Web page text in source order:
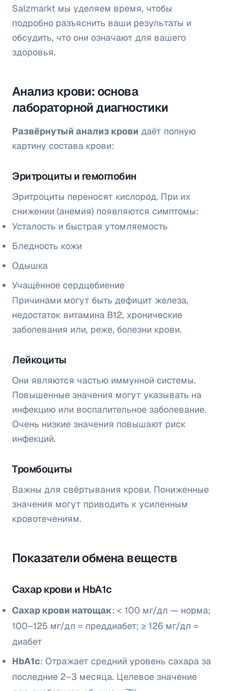
Salzmarkt мы уделяем время, чтобы
подробно разъяснить ваши результаты и
обсудить, что они означают для вашего
здоровья.
Анализ крови: основа
лабораторной диагностики
Развёрнутый анализ крови даёт полную
картину состава крови:
Эритроциты и гемоглобин
Эритроциты переносят кислород. При их
снижении (анемия) появляются симптомы:
Усталость и быстрая утомляемость
Бледность кожи
Одышка
Учащённое сердцебиение
Причинами могут быть дефицит железа,
недостаток витамина B12, хронические
заболевания или, реже, болезни крови.
Лейкоциты
Они являются частью иммунной системы.
Повышенные значения могут указывать на
инфекцию или воспалительное заболевание.
Очень низкие значения повышают риск
инфекций.
Тромбоциты
Важны для свёртывания крови. Пониженные
значения могут приводить к усиленным
кровотечениям.
Показатели обмена веществ
Сахар крови и HbA1c
Сахар крови натощак: < 100 мг/дл — норма;
100–125 мг/дл = преддиабет; ≥ 126 мг/дл =
диабет
HbA1c: Отражает средний уровень сахара за
последние 2–3 месяца. Целевое значение